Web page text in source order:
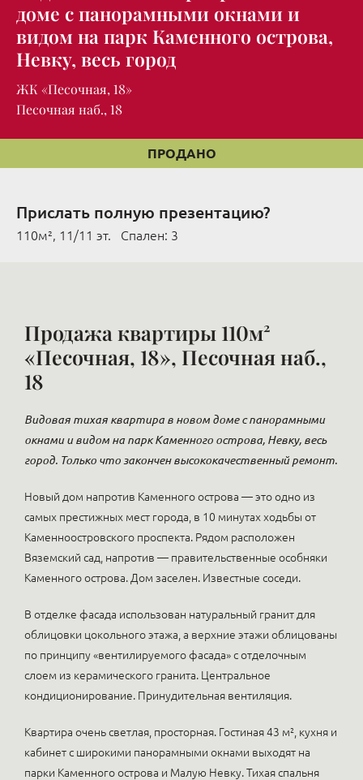
доме с панорамными окнами и
видом на парк Каменного острова,
Невку, весь город
ЖК «Песочная, 18»
Песочная наб., 18
ПРОДАНО
Прислать полную презентацию?
110м², 11/11 эт. Cпален: 3
Продажа квартиры 110м²
«Песочная, 18», Песочная наб.,
18
Видовая тихая квартира в новом доме с панорамными
окнами и видом на парк Каменного острова, Невку, весь
город. Только что закончен высококачественный ремонт.
Новый дом напротив Каменного острова — это одно из
самых престижных мест города, в 10 минутах ходьбы от
Каменноостровского проспекта. Рядом расположен
Вяземский сад, напротив — правительственные особняки
Каменного острова. Дом заселен. Известные соседи.
В отделке фасада использован натуральный гранит для
облицовки цокольного этажа, а верхние этажи облицованы
по принципу «вентилируемого фасада» с отделочным
слоем из керамического гранита. Центральное
кондиционирование. Принудительная вентиляция.
Квартира очень светлая, просторная. Гостиная 43 м², кухня и
кабинет с широкими панорамными окнами выходят на
парки Каменного острова и Малую Невку. Тихая спальня